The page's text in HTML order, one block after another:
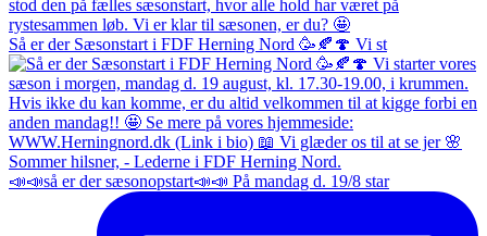
Så er der Sæsonstart i FDF Herning Nord 🥳🍂🍄 Vi st
📣📣så er der sæsonopstart📣📣 På mandag d. 19/8 star